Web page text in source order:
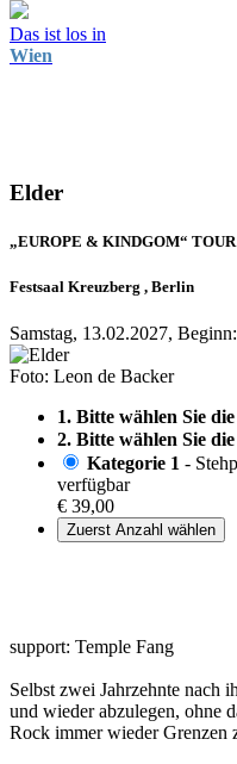
Das ist los in
Wien
Elder
„EUROPE & KINDGOM“
Festsaal Kreuzberg , Berlin
Samstag, 13.02.2027,
Foto: Leon de Backer
1. Bitte wählen Sie
2. Bitte wählen Sie
Kategorie 1 -
verfügbar
€ 39,00
Zuerst Anzahl wählen
support: Temple Fang
Selbst zwei Jahrzehnte nach
und wieder abzulegen, ohne
Rock immer wieder Grenzen